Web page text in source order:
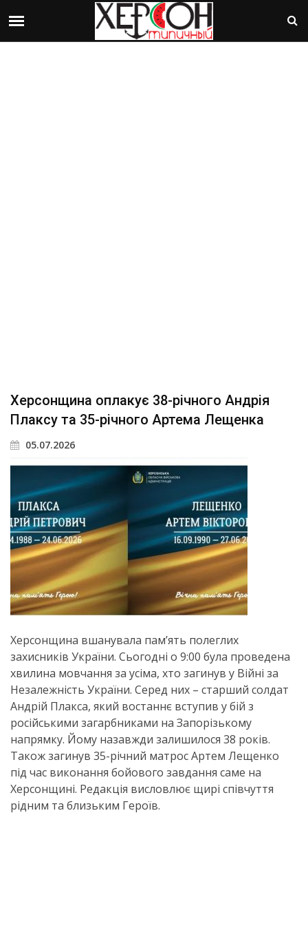
Херсонщина оплакує 38-річного Андрія
Плаксу та 35-річного Артема Лещенка
05.07.2026
Херсонщина вшанувала пам’ять полеглих
захисників України. Сьогодні о 9:00 була проведена
хвилина мовчання за усіма, хто загинув у Війні за
Незалежність України. Серед них – старший солдат
Андрій Плакса, який востаннє вступив у бій з
російськими загарбниками на Запорізькому
напрямку. Йому назавжди залишилося 38 років.
Також загинув 35-річний матрос Артем Лещенко
під час виконання бойового завдання саме на
Херсонщині. Редакція висловлює щирі співчуття
рідним та близьким Героїв.